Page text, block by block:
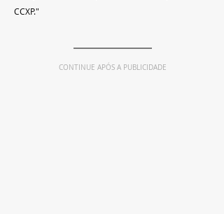
CCXP."
CONTINUE APÓS A PUBLICIDADE